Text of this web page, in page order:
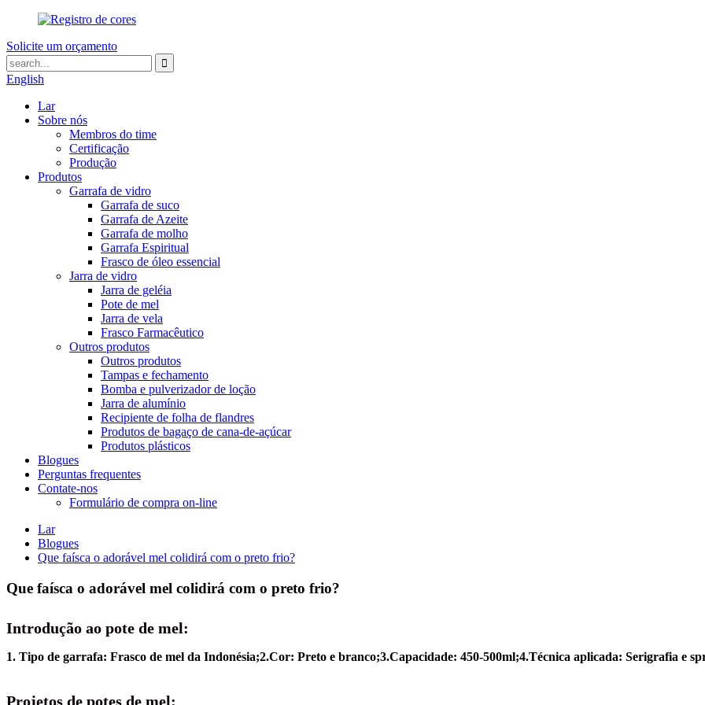
Solicite um orçamento
English
Lar
Sobre nós
Membros do time
Certificação
Produção
Produtos
Garrafa de vidro
Garrafa de suco
Garrafa de Azeite
Garrafa de molho
Garrafa Espiritual
Frasco de óleo essencial
Jarra de vidro
Jarra de geléia
Pote de mel
Jarra de vela
Frasco Farmacêutico
Outros produtos
Outros produtos
Tampas e fechamento
Bomba e pulverizador de loção
Jarra de alumínio
Recipiente de folha de flandres
Produtos de bagaço de cana-de-açúcar
Produtos plásticos
Blogues
Perguntas frequentes
Contate-nos
Formulário de compra on-line
Lar
Blogues
Que faísca o adorável mel colidirá com o preto frio?
Que faísca o adorável mel colidirá com o preto frio?
Introdução ao pote de mel:
1. Tipo de garrafa: Frasco de mel da Indonésia;2.Cor: Preto e branco;3.Capacidade: 450-500ml;4.Técnica aplicada: Serigrafia e
Projetos de potes de mel: